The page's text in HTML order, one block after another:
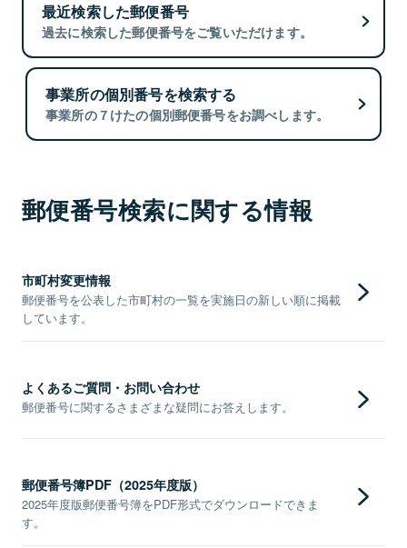
最近検索した郵便番号
過去に検索した郵便番号をご覧いただけます。
事業所の個別番号を検索する
事業所の７けたの個別郵便番号をお調べします。
郵便番号検索に関する情報
市町村変更情報
郵便番号を公表した市町村の一覧を実施日の新しい順に掲載
しています。
よくあるご質問・お問い合わせ
郵便番号に関するさまざまな疑問にお答えします。
郵便番号簿PDF（2025年度版）
2025年度版郵便番号簿をPDF形式でダウンロードできま
す。